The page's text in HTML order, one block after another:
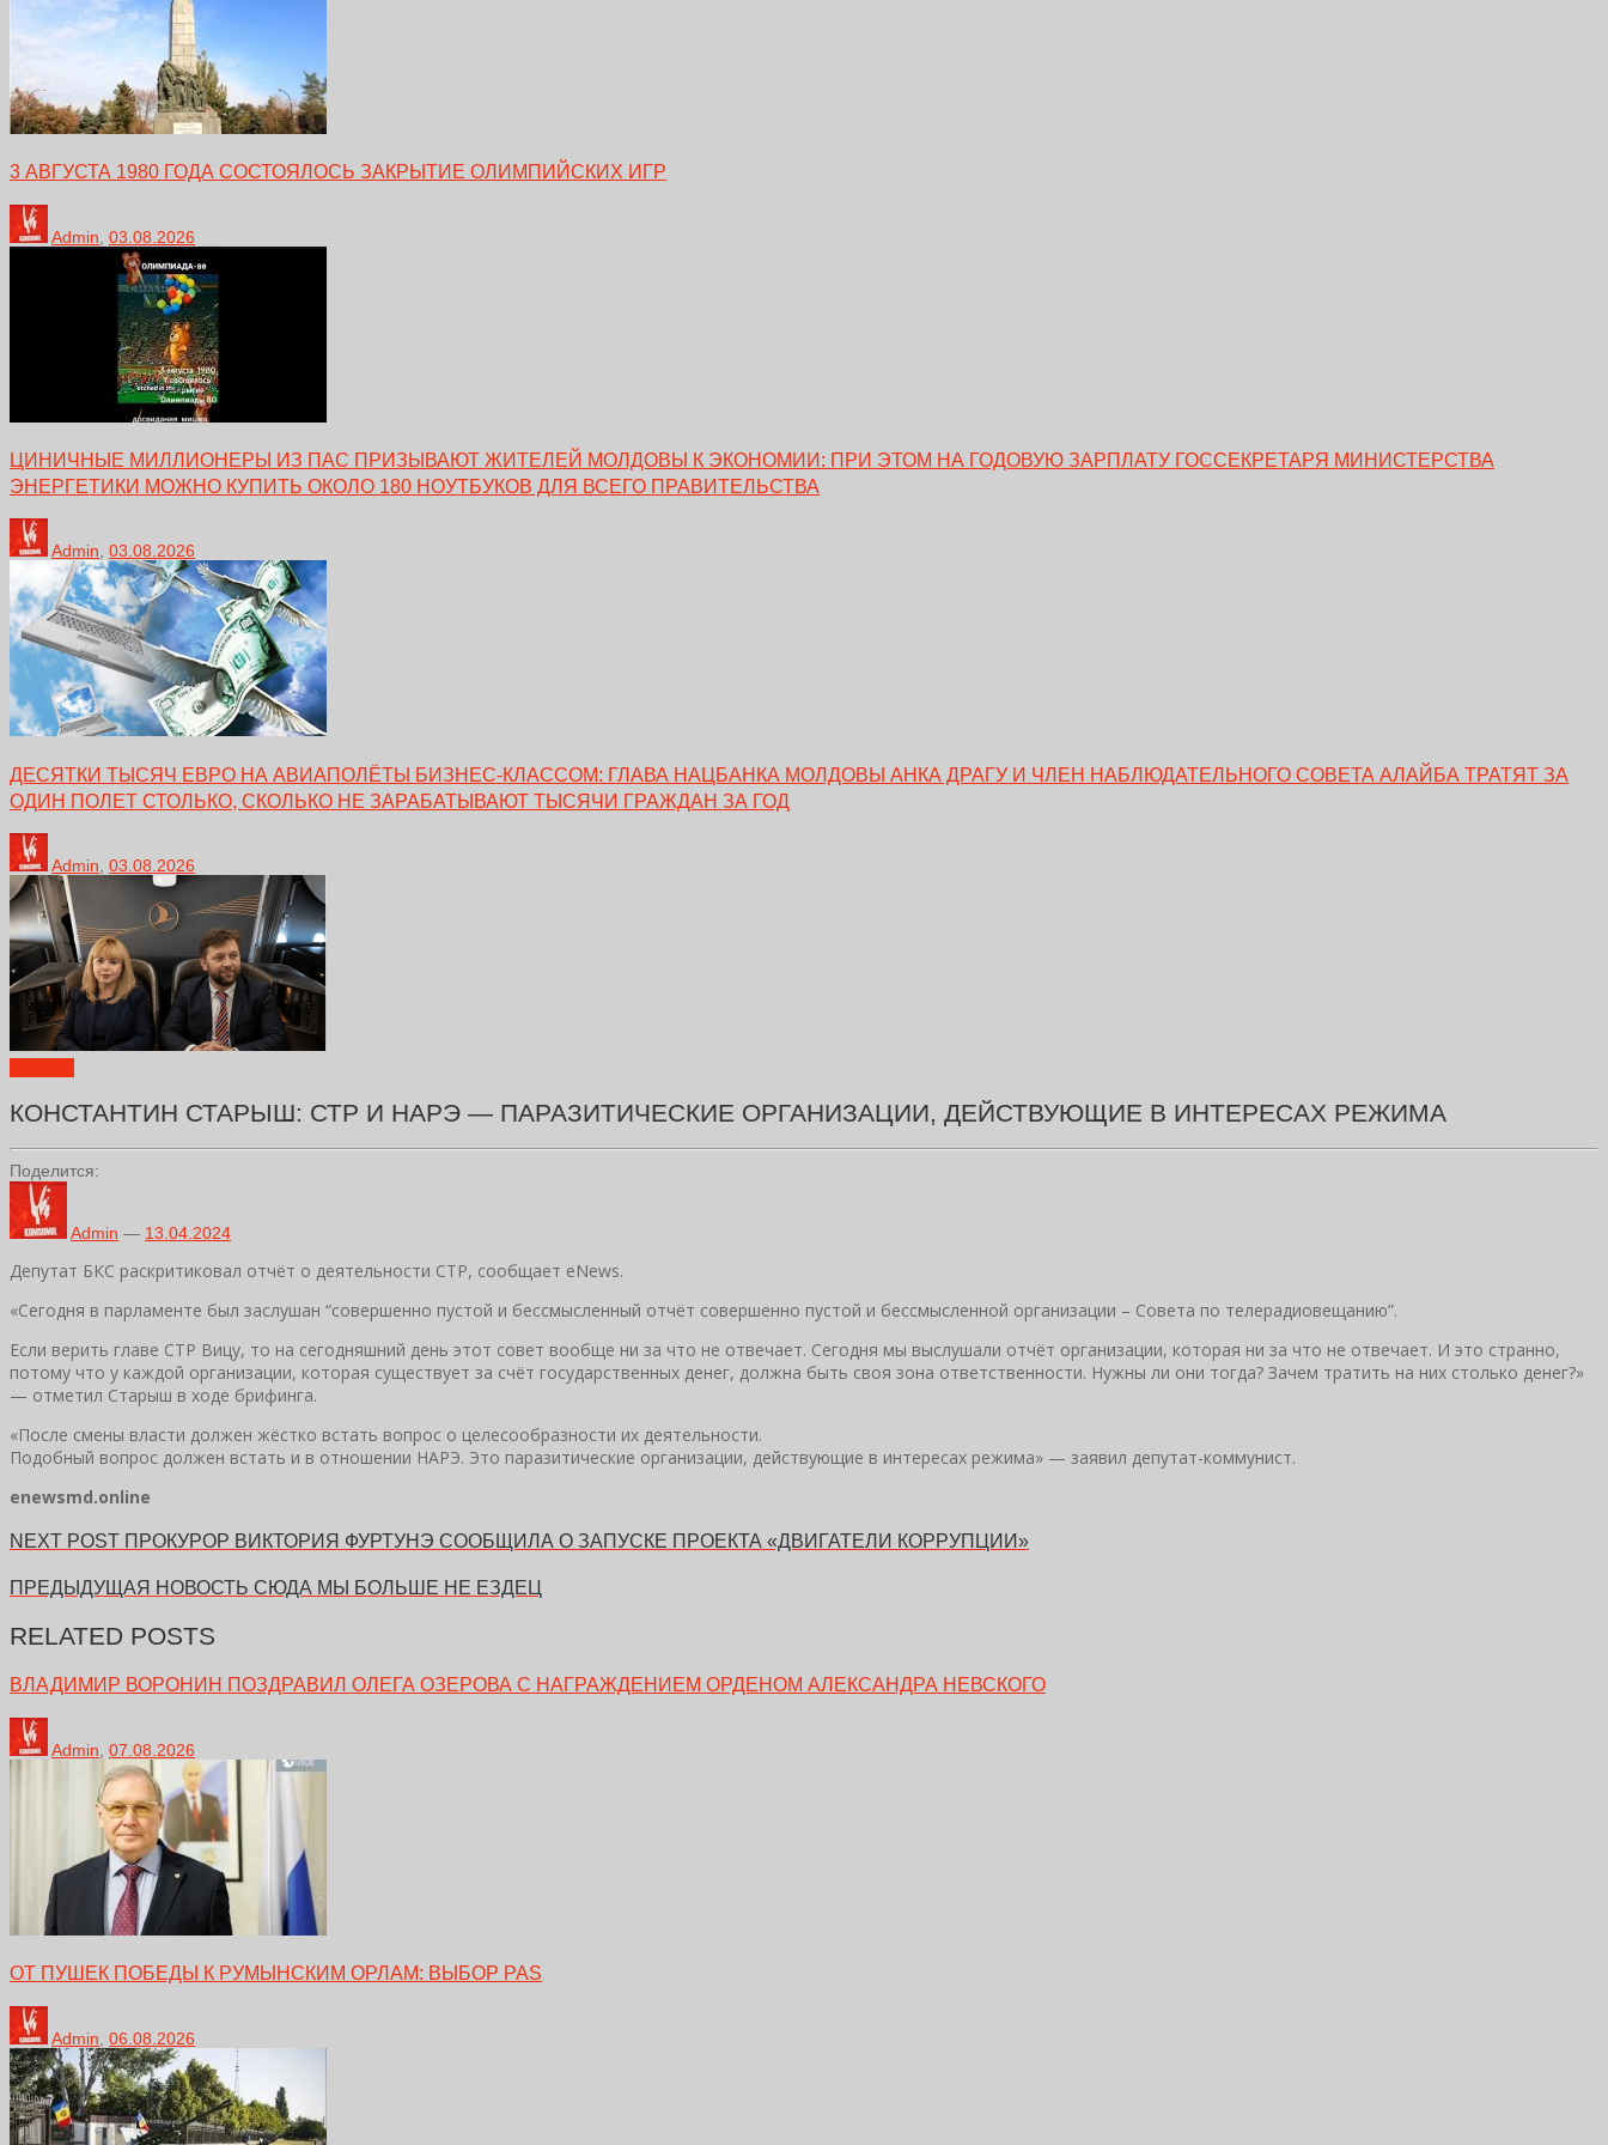
3 АВГУСТА 1980 ГОДА СОСТОЯЛОСЬ ЗАКРЫТИЕ ОЛИМПИЙСКИХ ИГР
Admin 03.08.2026
ЦИНИЧНЫЕ МИЛЛИОНЕРЫ ИЗ ПАС ПРИЗЫВАЮТ ЖИТЕЛЕЙ МОЛДОВЫ К ЭКОНОМИИ: ПРИ ЭТОМ НА ГОДОВУЮ ЗАРПЛАТУ ГОССЕКРЕТАРЯ МИНИСТЕРСТВА
ЭНЕРГЕТИКИ МОЖНО КУПИТЬ ОКОЛО 180 НОУТБУКОВ ДЛЯ ВСЕГО ПРАВИТЕЛЬСТВА
Admin, 03.08.2026
ДЕСЯТКИ ТЫСЯЧ ЕВРО НА АВИАПОЛЁТЫ БИЗНЕС-КЛАССОМ: ГЛАВА НАЦБАНКА МОЛДОВЫ АНКА ДРАГУ И ЧЛЕН НАБЛЮДАТЕЛЬНОГО СОВЕТА АЛАЙБА ТРАТЯТ ЗА
ОДИН ПОЛЕТ СТОЛЬКО, СКОЛЬКО НЕ ЗАРАБАТЫВАЮТ ТЫСЯЧИ ГРАЖДАН ЗА ГОД
Admin 03.08.2026
КОНСТАНТИН СТАРЫШ: СТР И НАРЭ — ПАРАЗИТИЧЕСКИЕ ОРГАНИЗАЦИИ, ДЕЙСТВУЮЩИЕ В ИНТЕРЕСАХ РЕЖИМА
Поделится:
Admin — 13.04.2024
Депутат БКС раскритиковал отчёт о деятельности СТР, сообщает eNews.
«Сегодня в парламенте был заслушан “совершенно пустой и бессмысленный отчёт совершенно пустой и бессмысленной организации – Совета по телерадиовещанию”.
Если верить главе СТР Вицу, то на сегодняшний день этот совет вообще ни за что не отвечает. Сегодня мы выслушали отчёт организации, которая ни за что не отвечает. И это странно,
потому что у каждой организации, которая существует за счёт государственных денег, должна быть своя зона ответственности. Нужны ли они тогда? Зачем тратить на них столько денег?»
— отметил Старыш в ходе брифинга.
«После смены власти должен жёстко встать вопрос о целесообразности их деятельности.
Подобный вопрос должен встать и в отношении НАРЭ. Это паразитические организации, действующие в интересах режима» — заявил депутат-коммунист.
enewsmd.online
NEXT POST ПРОКУРОР ВИКТОРИЯ ФУРТУНЭ СООБЩИЛА О ЗАПУСКЕ ПРОЕКТА «ДВИГАТЕЛИ КОРРУПЦИИ»
ПРЕДЫДУЩАЯ НОВОСТЬ СЮДА МЫ БОЛЬШЕ НЕ ЕЗДЕЦ
RELATED POSTS
ВЛАДИМИР ВОРОНИН ПОЗДРАВИЛ ОЛЕГА ОЗЕРОВА С НАГРАЖДЕНИЕМ ОРДЕНОМ АЛЕКСАНДРА НЕВСКОГО
Admin 07.08.2026
ОТ ПУШЕК ПОБЕДЫ К РУМЫНСКИМ ОРЛАМ: ВЫБОР PAS
Admin 06.08.2026